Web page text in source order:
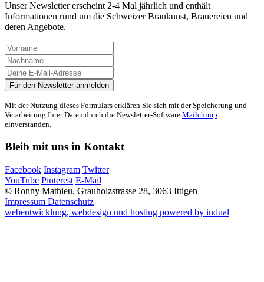
Unser Newsletter erscheint 2-4 Mal jährlich und enthält
Informationen rund um die Schweizer Braukunst, Brauereien und
deren Angebote.
Mit der Nutzung dieses Formulars erklären Sie sich mit der Speicherung und
Verarbeitung Ihrer Daten durch die Newsletter-Software Mailchimp
einverstanden.
Bleib mit uns in Kontakt
Facebook Instagram Twitter
YouTube Pinterest E-Mail
© Ronny Mathieu, Grauholzstrasse 28, 3063 Ittigen
Impressum Datenschutz
webentwicklung, webdesign und hosting powered by indual